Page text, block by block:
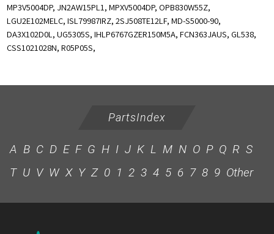
MP3V5004DP, JN2AW15PL1, MPXV5004DP, OPB830W55Z,
LGU2E102MELC, ISL79987IRZ, 2SJ508TE12LF, MD-S5000-90,
DA3X102D0L, UG5305S, IHLP6767GZER150M5A, FCN363JAUS, GL538,
CSS1021028N, R05P05S,
PartsIndex
A B C D E F G H I J K L M N O P Q R S
T U V W X Y Z 0 1 2 3 4 5 6 7 8 9 Other